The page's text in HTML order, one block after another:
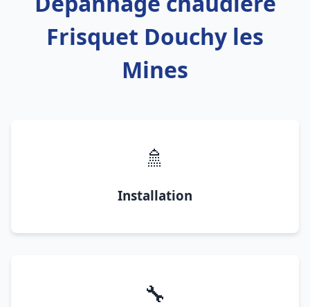
Frisquet Douchy les
Mines
🚿
Installation
🔧